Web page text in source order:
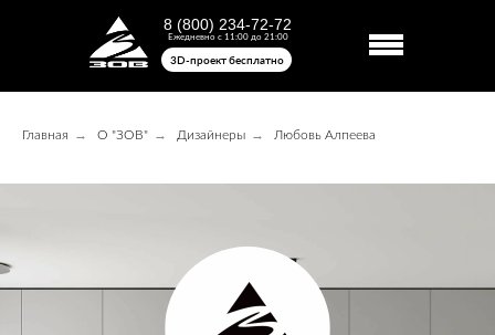
8 (800) 234-72-72
Ежедневно с 11:00 до 21:00
3D-проект бесплатно
Главная → О "ЗОВ" → Дизайнеры → Любовь Алпеева